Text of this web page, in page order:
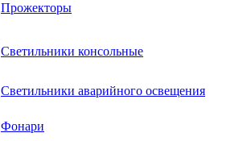
Прожекторы
Светильники консольные
Светильники аварийного освещения
Фонари